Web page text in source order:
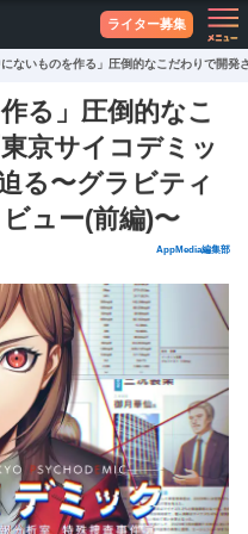
ライター募集
にないものを作る」圧倒的なこだわりで開
る」圧倒的なこ
京サイコデミッ
る〜グラビティ
ュー(前編)〜
AppMedia編集部